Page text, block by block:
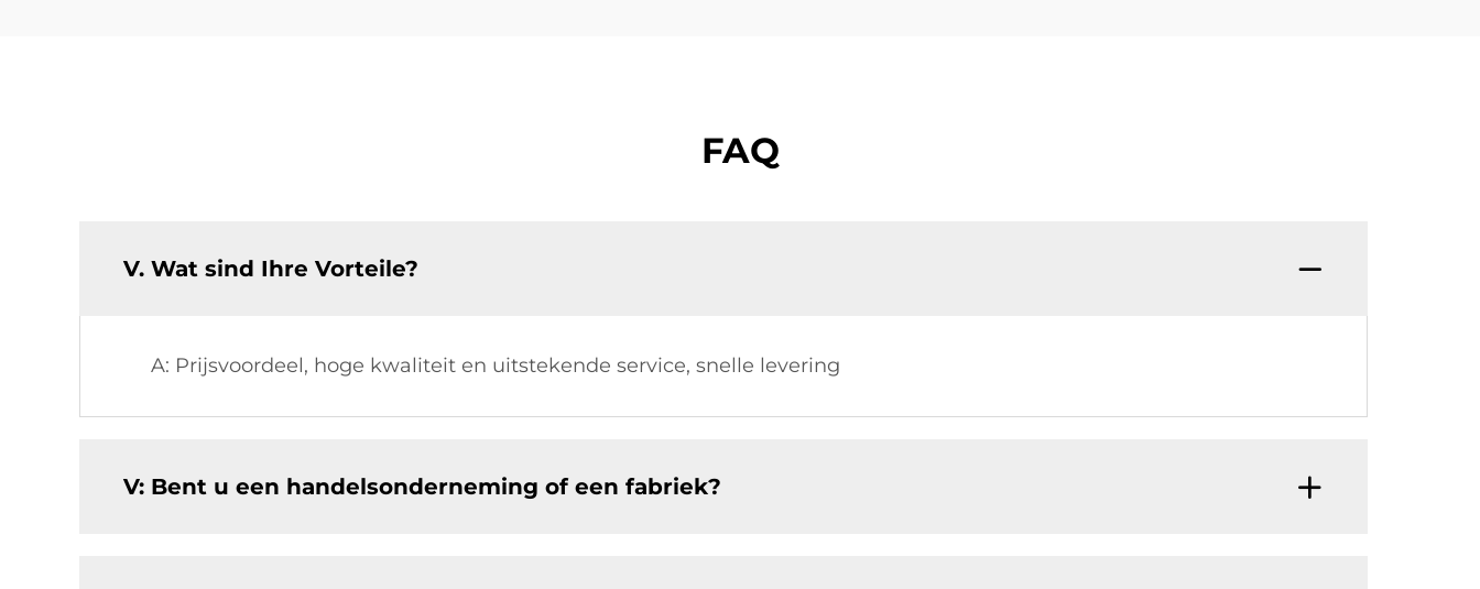
FAQ
V. Wat sind Ihre Vorteile?
A: Prijsvoordeel, hoge kwaliteit en uitstekende service, snelle levering
V: Bent u een handelsonderneming of een fabriek?